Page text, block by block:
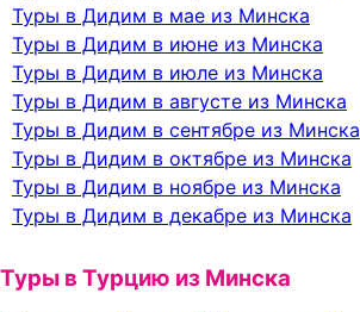
Туры в Дидим в мае из Минска
Туры в Дидим в июне из Минска
Туры в Дидим в июле из Минска
Туры в Дидим в августе из Минска
Туры в Дидим в сентябре из Минска
Туры в Дидим в октябре из Минска
Туры в Дидим в ноябре из Минска
Туры в Дидим в декабре из Минска
Туры в Турцию из Минска